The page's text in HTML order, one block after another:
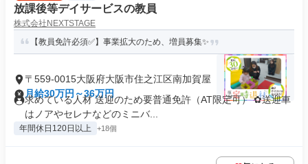
放課後等デイサービスの教員
株式会社NEXTSTAGE
【教員免許必須✅】事業拡大のため、増員募集✨
〒559-0015大阪府大阪市住之江区南加賀屋
月給30万円～36万円
求めている人材 送迎のため要普通免許（AT限定可） ✿送迎車
はノアやセレナなどのミニバ...
年間休日120日以上 +18個